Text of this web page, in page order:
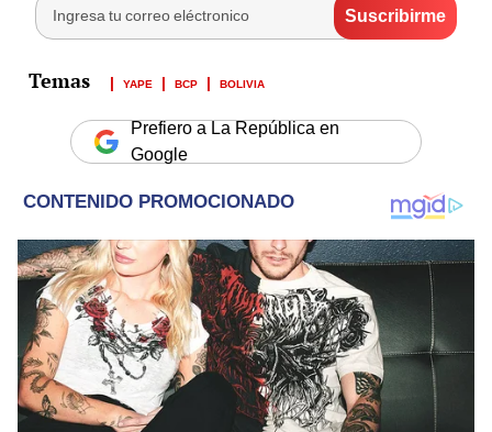
YAPE BCP BOLIVIA
Prefiero a La República en
Google